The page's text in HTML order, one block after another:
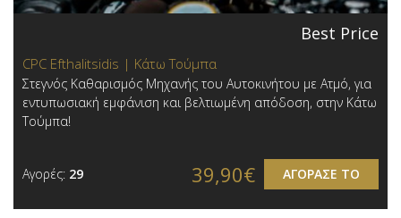
Best Price
CPC Efthalitsidis | Κάτω Τούμπα
Στεγνός Καθαρισμός Μηχανής του Αυτοκινήτου με Ατμό, για
εντυπωσιακή εμφάνιση και βελτιωμένη απόδοση, στην Κάτω
Τούμπα!
Αγορές: 29 ΑΓΟΡΑΣΕ ΤΟ
39,90€